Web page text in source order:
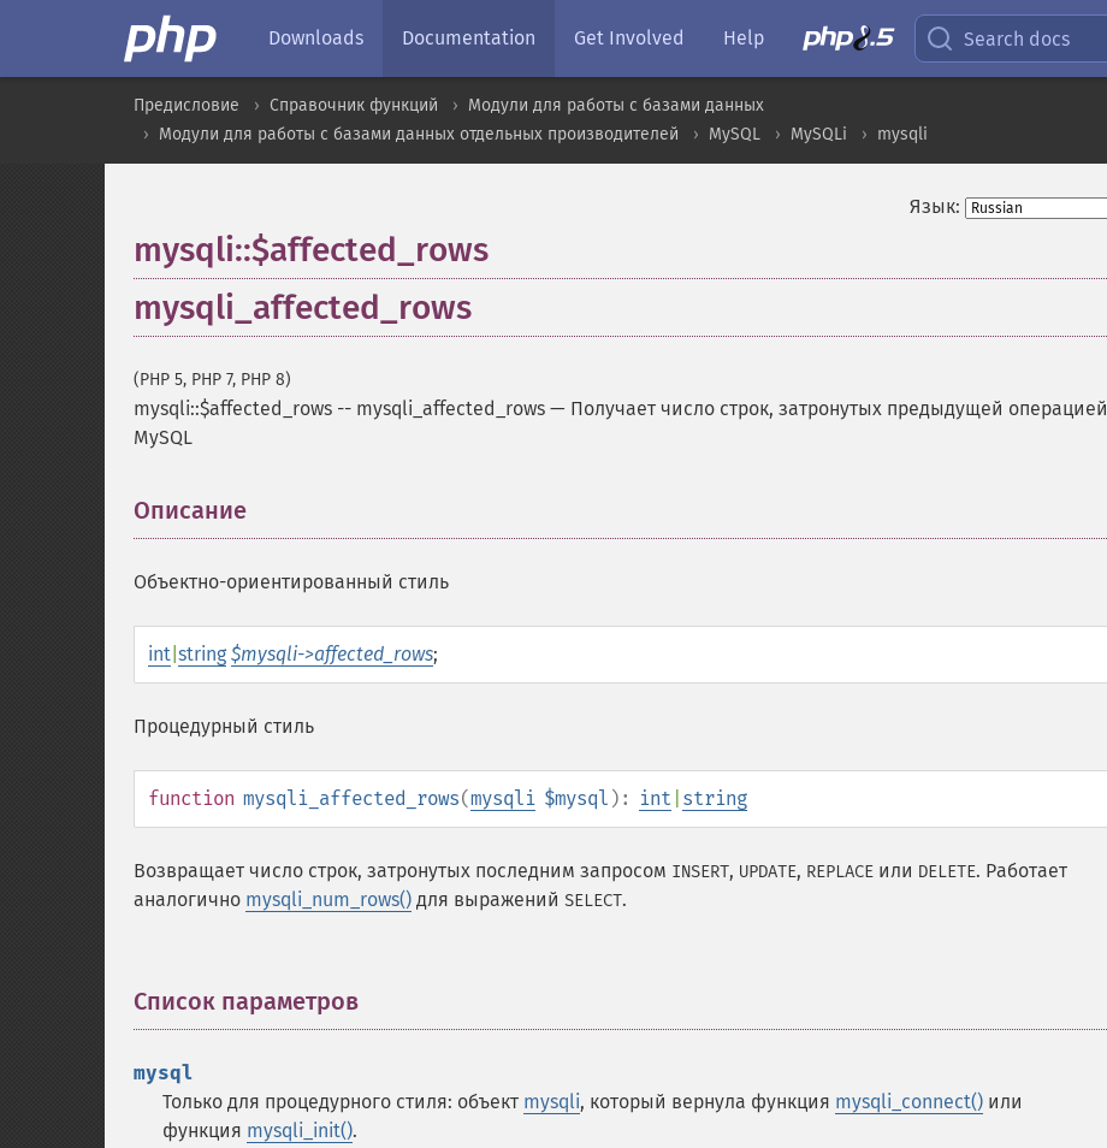
Downloads Documentation Get Involved Help Search docs
Предисловие Справочник функций
Модули для работы с базами данных
Модули для работы с базами данных отдельных производителей
MySQL MySQLi mysqli
Язык:
mysqli::$affected_rows
mysqli_affected_rows
(PHP 5, PHP 7, PHP 8)
mysqli::$affected_rows -- mysqli_affected_rows — Получает число строк, затронутых предыдущей операцией
MySQL
Описание
Объектно-ориентированный стиль
int string $mysqli->affected_rows;
Процедурный стиль
function mysqli_affected_rows(mysqli $mysql ): int string
Возвращает число строк, затронутых последним запросом INSERT, UPDATE, REPLACE или DELETE. Работает
аналогично mysqli_num_rows() для выражений SELECT.
Список параметров
mysql
Только для процедурного стиля: объект mysqli, который вернула функция mysqli_connect() или
функция mysqli_init().